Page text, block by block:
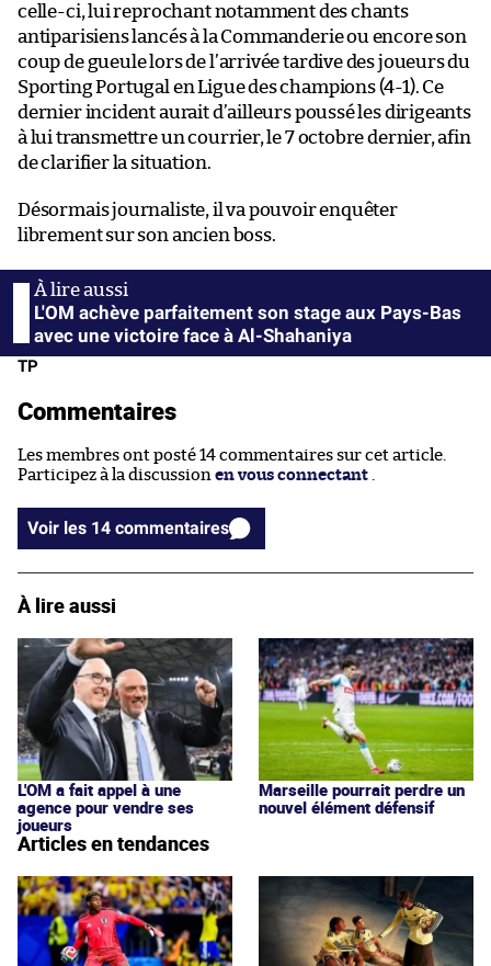
celle-ci, lui reprochant notamment des chants
antiparisiens lancés à la Commanderie ou encore son
coup de gueule lors de l’arrivée tardive des joueurs du
Sporting Portugal en Ligue des champions (4-1). Ce
dernier incident aurait d’ailleurs poussé les dirigeants
à lui transmettre un courrier, le 7 octobre dernier, afin
de clarifier la situation.
Désormais journaliste, il va pouvoir enquêter
librement sur son ancien boss.
L'OM achève parfaitement son stage aux Pays-Bas
avec une victoire face à Al-Shahaniya
TP
Commentaires
Les membres ont posté 14 commentaires sur cet article.
Participez à la discussion en vous connectant
Voir les 14 commentaires
À lire aussi
L'OM a fait appel à une
agence pour vendre ses
joueurs
Marseille pourrait perdre un
nouvel élément défensif
Articles en tendances